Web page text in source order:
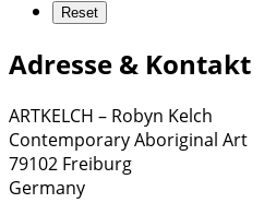
Adresse & Kontakt
ARTKELCH – Robyn Kelch
Contemporary Aboriginal Art
79102 Freiburg
Germany